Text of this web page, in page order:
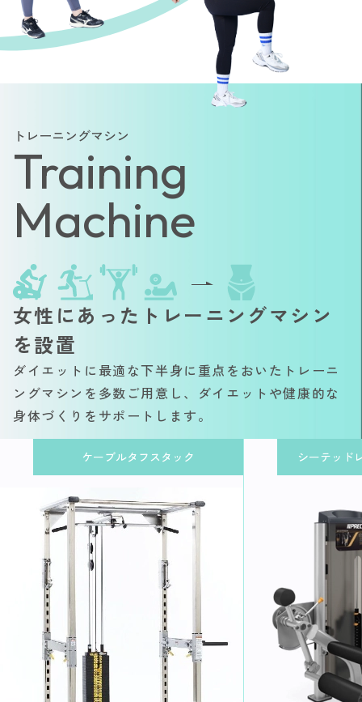
トレーニングマシン
Training
Machine
女性にあったトレーニングマシン
を設置
ダイエットに最適な下半身に重点をおいたトレーニ
ングマシンを多数ご用意し、ダイエットや健康的な
身体づくりをサポートします。
ケーブルタフスタック シーテッド